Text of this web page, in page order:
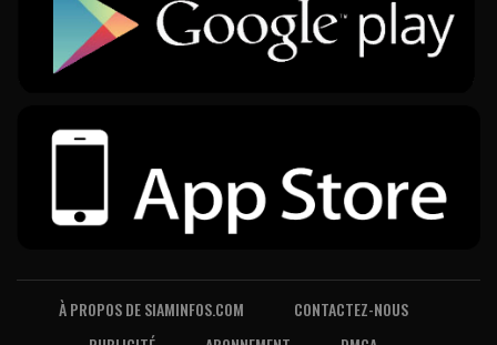
À PROPOS DE SIAMINFOS.COM
CONTACTEZ-NOUS